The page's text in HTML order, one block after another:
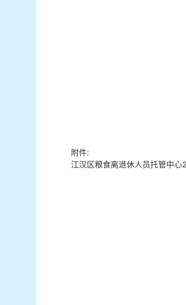
附件:
江汉区粮食离退休人员托管中